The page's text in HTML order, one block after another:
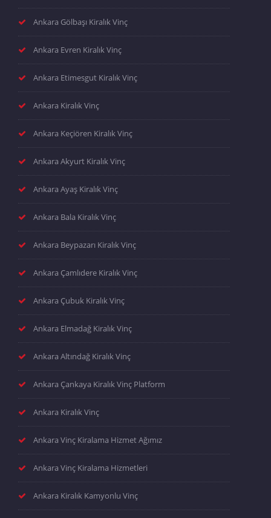
Ankara Gölbaşı Kiralık Vinç
Ankara Evren Kiralık Vinç
Ankara Etimesgut Kiralık Vinç
Ankara Kiralık Vinç
Ankara Keçiören Kiralık Vinç
Ankara Akyurt Kiralık Vinç
Ankara Ayaş Kiralık Vinç
Ankara Bala Kiralık Vinç
Ankara Beypazarı Kiralık Vinç
Ankara Çamlıdere Kiralık Vinç
Ankara Çubuk Kiralık Vinç
Ankara Elmadağ Kiralık Vinç
Ankara Altındağ Kiralık Vinç
Ankara Çankaya Kiralık Vinç Platform
Ankara Kiralık Vinç
Ankara Vinç Kiralama Hizmet Ağımız
Ankara Vinç Kiralama Hizmetleri
Ankara Kiralık Kamyonlu Vinç